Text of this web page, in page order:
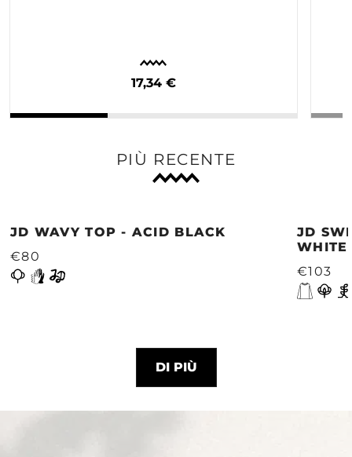
17,34 €
PIÙ RECENTE
JD WAVY TOP - ACID BLACK
€80
JD
WHITE
€103
DI PIÙ